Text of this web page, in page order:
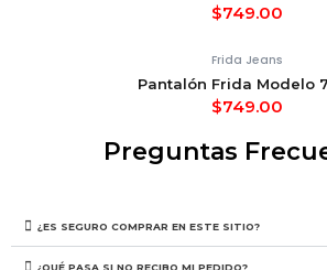
$749.00
Frida Jeans
Pantalón Frida Modelo
$749.00
Preguntas
¿ES SEGURO COMPRAR EN ESTE SITIO?
¿QUÉ PASA SI NO RECIBO MI PEDIDO?